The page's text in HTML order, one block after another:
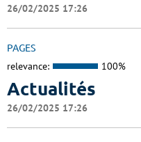
26/02/2025 17:26
PAGES
relevance: 100%
Actualités
26/02/2025 17:26